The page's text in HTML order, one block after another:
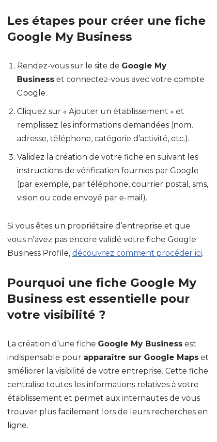
Les étapes pour créer une fiche
Google My Business
Rendez-vous sur le site de Google My
Business et connectez-vous avec votre compte
Google.
Cliquez sur « Ajouter un établissement » et
remplissez les informations demandées (nom,
adresse, téléphone, catégorie d’activité, etc.).
Validez la création de votre fiche en suivant les
instructions de vérification fournies par Google
(par exemple, par téléphone, courrier postal, sms,
vision ou code envoyé par e-mail).
Si vous êtes un propriétaire d’entreprise et que
vous n’avez pas encore validé votre fiche Google
Business Profile, découvrez comment procéder ici.
Pourquoi une fiche Google My
Business est essentielle pour
votre visibilité ?
La création d’une fiche Google My Business est
indispensable pour apparaître sur Google Maps et
améliorer la visibilité de votre entreprise. Cette fiche
centralise toutes les informations relatives à votre
établissement et permet aux internautes de vous
trouver plus facilement lors de leurs recherches en
ligne.